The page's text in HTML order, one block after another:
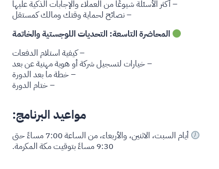
– أكثر الأسئلة شيوعًا من العملاء والإجابات الذكية عليها
– نصائح لحماية وقتك ومالك كمستقل
المحاضرة التاسعة: التحديات اللوجستية والخاتمة
– كيفية استلام الدفعات
– خيارات لتسجيل شركة أو هوية مهنية عن بعد
– خطة ما بعد الدورة
– ختام الدورة
مواعيد البرنامج:
أيام السبت، الاثنين، والأربعاء، من الساعة 7:00 مساءً حتى
9:30 مساءً بتوقيت مكة المكرمة.